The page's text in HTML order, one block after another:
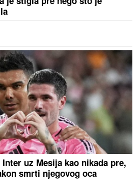
U MAĐARSKOJ:
u Deliblatskoj peščari mirnija,